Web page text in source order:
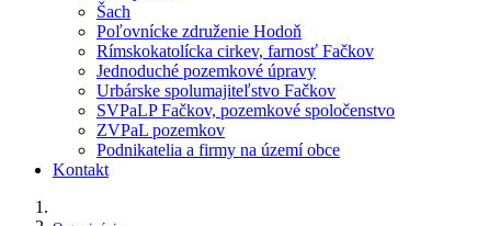
Šach
Poľovnícke združenie Hodoň
Rímskokatolícka cirkev, farnosť Fačkov
Jednoduché pozemkové úpravy
Urbárske spolumajiteľstvo Fačkov
SVPaLP Fačkov, pozemkové spoločenstvo
ZVPaL pozemkov
Podnikatelia a firmy na území obce
Kontakt